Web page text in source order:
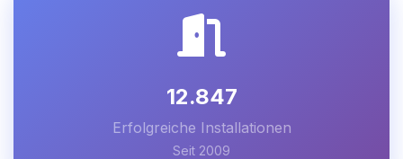
12.847
Erfolgreiche Installationen
Seit 2009